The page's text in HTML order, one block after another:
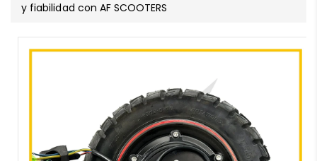
y fiabilidad con AF SCOOTERS
A La